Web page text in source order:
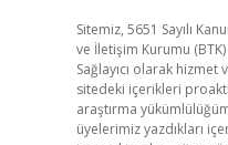
Sitemiz, 5651 Sayılı
ve İletişim Kurumu
Sağlayıcı olarak
sitedeki içerikleri
araştırma
üyelerimiz yazdıkları